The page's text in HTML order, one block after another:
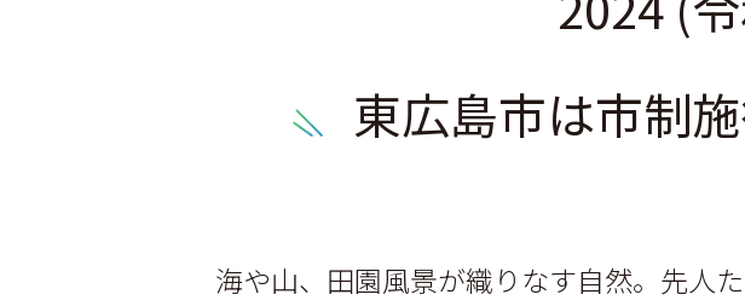
東広島市は市制
海や山、田園風景が織りなす自然。 先人